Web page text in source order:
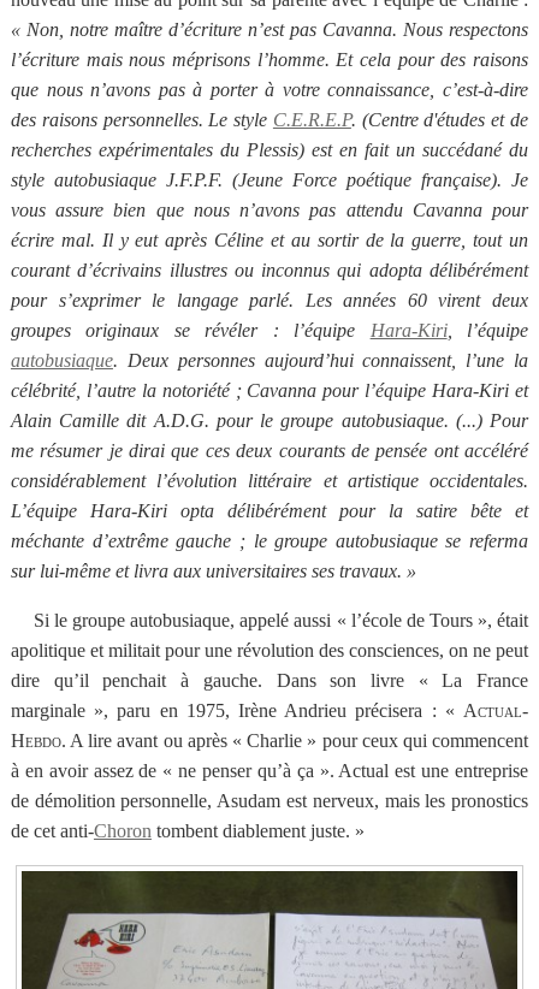
« Non, notre maître d’écriture n’est pas Cavanna. Nous respectons
l’écriture mais nous méprisons l’homme. Et cela pour des raisons
que nous n’avons pas à porter à votre connaissance, c’est-à-dire
des raisons personnelles. Le style C.E.R.E.P. (Centre d'études et de
recherches expérimentales du Plessis) est en fait un succédané du
style autobusiaque J.F.P.F. (Jeune Force poétique française). Je
vous assure bien que nous n’avons pas attendu Cavanna pour
écrire mal. Il y eut après Céline et au sortir de la guerre, tout un
courant d’écrivains illustres ou inconnus qui adopta délibérément
pour s’exprimer le langage parlé. Les années 60 virent deux
groupes originaux se révéler : l’équipe Hara-Kiri, l’équipe
autobusiaque. Deux personnes aujourd’hui connaissent, l’une la
célébrité, l’autre la notoriété ; Cavanna pour l’équipe Hara-Kiri et
Alain Camille dit A.D.G. pour le groupe autobusiaque. (...) Pour
me résumer je dirai que ces deux courants de pensée ont accéléré
considérablement l’évolution littéraire et artistique occidentales.
L’équipe Hara-Kiri opta délibérément pour la satire bête et
méchante d’extrême gauche ; le groupe autobusiaque se referma
sur lui-même et livra aux universitaires ses travaux. »
Si le groupe autobusiaque, appelé aussi « l’école de Tours », était
apolitique et militait pour une révolution des consciences, on ne peut
dire qu’il penchait à gauche. Dans son livre «La France
marginale », paru en 1975, Irène Andrieu précisera : « Actual-
Hebdo. A lire avant ou après « Charlie » pour ceux qui commencent
à en avoir assez de « ne penser qu’à ça ». Actual est une entreprise
de démolition personnelle, Asudam est nerveux, mais les pronostics
de cet anti-Choron tombent diablement juste. »